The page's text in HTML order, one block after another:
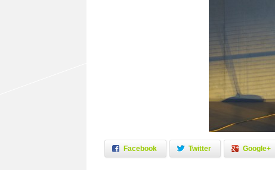
Facebook Twitter Google+